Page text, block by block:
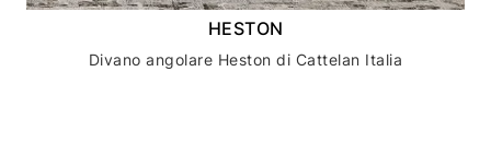
HESTON
Divano angolare Heston di Cattelan Italia